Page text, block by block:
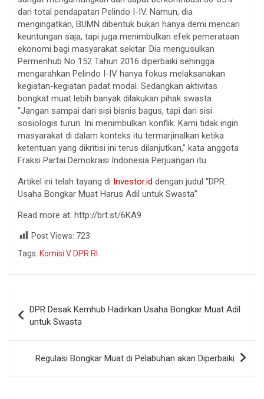
dari total pendapatan Pelindo I-IV. Namun, dia
mengingatkan, BUMN dibentuk bukan hanya demi mencari
keuntungan saja, tapi juga menimbulkan efek pemerataan
ekonomi bagi masyarakat sekitar. Dia mengusulkan
Permenhub No 152 Tahun 2016 diperbaiki sehingga
mengarahkan Pelindo I-IV hanya fokus melaksanakan
kegiatan-kegiatan padat modal. Sedangkan aktivitas
bongkat muat lebih banyak dilakukan pihak swasta.
“Jangan sampai dari sisi bisnis bagus, tapi dari sisi
sosiologis turun. Ini menimbulkan konflik. Kami tidak ingin
masyarakat di dalam konteks itu termarjinalkan ketika
ketentuan yang dikritisi ini terus dilanjutkan,” kata anggota
Fraksi Partai Demokrasi Indonesia Perjuangan itu.
Artikel ini telah tayang di Investor.id dengan judul “DPR:
Usaha Bongkar Muat Harus Adil untuk Swasta”
Read more at: http://brt.st/6KA9
Post Views: 723
Tags: Komisi V DPR RI
DPR Desak Kemhub Hadirkan Usaha Bongkar Muat Adil
untuk Swasta
Regulasi Bongkar Muat di Pelabuhan akan Diperbaiki